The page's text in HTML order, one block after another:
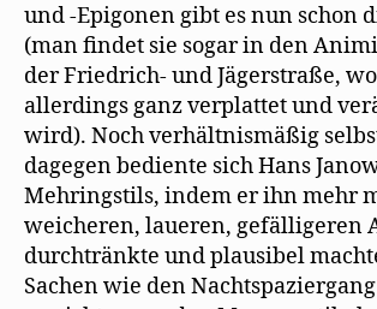
und -Epigonen gibt es nun schon
(man findet sie sogar in den
der Friedrich- und Jägerstraße,
allerdings ganz verplattet und
wird). Noch verhältnismäßig
dagegen bediente sich Hans
Mehringstils, indem er ihn mehr
weicheren, laueren, gefälligeren
durchtränkte und plausibel
Sachen wie den